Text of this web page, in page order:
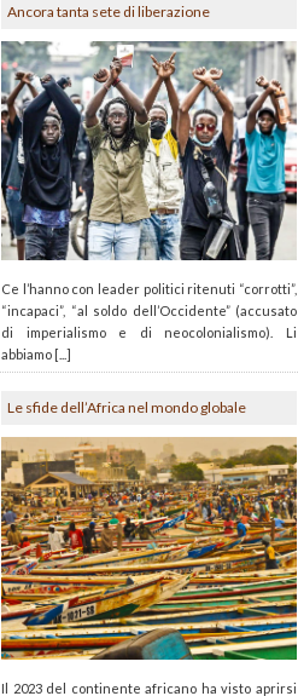
Ancora tanta sete di liberazione
Ce l’hanno con leader politici ritenuti “corrotti”,
“incapaci”, “al soldo dell’Occidente” (accusato
di imperialismo e di neocolonialismo). Li
abbiamo [...]
Le sfide dell’Africa nel mondo globale
Il 2023 del continente africano ha visto aprirsi